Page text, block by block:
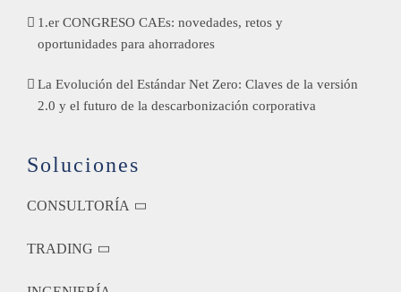
1.er CONGRESO CAEs: novedades, retos y
oportunidades para ahorradores
La Evolución del Estándar Net Zero: Claves de la versión
2.0 y el futuro de la descarbonización corporativa
Soluciones
CONSULTORÍA
TRADING